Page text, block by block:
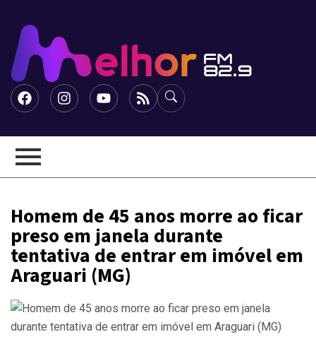
Homem de 45 anos morre ao ficar
preso em janela durante
tentativa de entrar em imóvel em
Araguari (MG)